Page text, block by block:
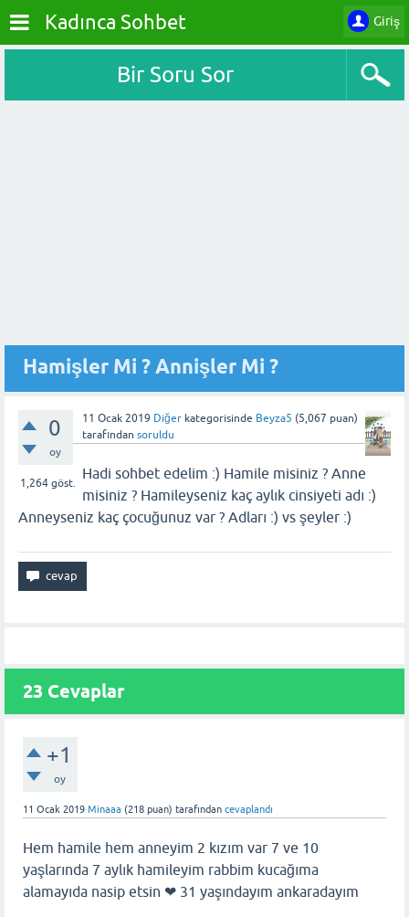
Giriş
Kadınca Sohbet
Bir Soru Sor
Hamişler Mi ? Annişler Mi ?
0
oy
1,264 göst.
11 Ocak 2019 Diğer kategorisinde Beyza5 (5,067 puan)
tarafından soruldu
Hadi sohbet edelim :) Hamile misiniz ? Anne
misiniz ? Hamileyseniz kaç aylık cinsiyeti adı :)
Anneyseniz kaç çocuğunuz var ? Adları :) vs şeyler :)
23 Cevaplar
+1
oy
11 Ocak 2019 Minaaa (218 puan) tarafından cevaplandı
Hem hamile hem anneyim 2 kızım var 7 ve 10
yaşlarında 7 aylık hamileyim rabbim kucağıma
alamayıda nasip etsin ❤ 31 yaşındayım ankaradayım